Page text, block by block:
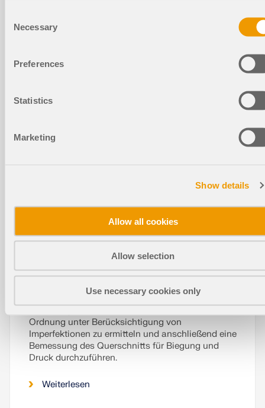
Selection
Necessary
Preferences
Statistics
Marketing
Show details
Allow all cookies
Allow selection
Use necessary cookies only
Energieeffizientes Solarhaus
Alternativ zum Ersatzstabverfahren wird in diesem
Beitrag die Möglichkeit erläutert, die Schnittgrößen
Ordnung unter Berücksichtigung von
Imperfektionen zu ermitteln und anschließend eine
Bemessung des Querschnitts für Biegung und
Druck durchzuführen.
Weiterlesen